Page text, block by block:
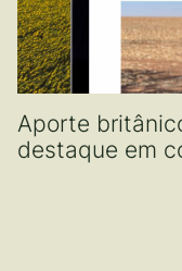
Aporte
destaque em